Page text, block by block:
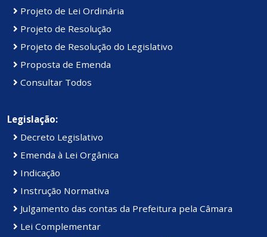
Projeto de Lei Ordinária
Projeto de Resolução
Projeto de Resolução do Legislativo
Proposta de Emenda
Consultar Todos
Legislação:
Decreto Legislativo
Emenda à Lei Orgânica
Indicação
Instrução Normativa
Julgamento das contas da Prefeitura pela Câmara
Lei Complementar